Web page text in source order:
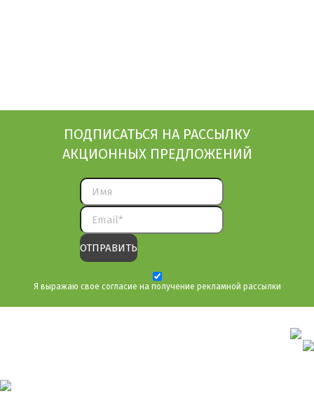
ПОДПИСАТЬСЯ НА РАССЫЛКУ
АКЦИОННЫХ ПРЕДЛОЖЕНИЙ
Я выражаю свое согласие на получение рекламной рассылки